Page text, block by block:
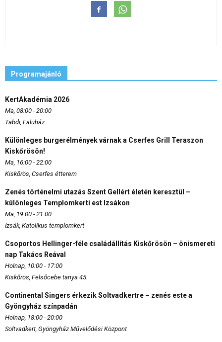
Programajánló
KertAkadémia 2026
Ma, 08:00 - 20:00
Tabdi, Faluház
Különleges burgerélmények várnak a Cserfes Grill Teraszon
Kiskőrösön!
Ma, 16:00 - 22:00
Kiskőrös, Cserfes étterem
Zenés történelmi utazás Szent Gellért életén keresztül –
különleges Templomkerti est Izsákon
Ma, 19:00 - 21:00
Izsák, Katolikus templomkert
Csoportos Hellinger-féle családállítás Kiskőrösön – önismereti
nap Takács Reával
Holnap, 10:00 - 17:00
Kiskőrös, Felsőcebe tanya 45.
Continental Singers érkezik Soltvadkertre – zenés este a
Gyöngyház színpadán
Holnap, 18:00 - 20:00
Soltvadkert, Gyöngyház Művelődési Központ